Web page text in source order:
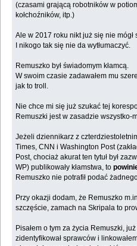
(czasami grającą robotników w
kołchoźników, itp.)
Ale w 2017 roku nikt już się nie mógł
I nikogo tak się nie da wytłumaczyć.
Remuszko był świadomym kłamcą.
W swoim czasie zadawałem mu
jak to troll.
Nie chce mi się już szukać tej
Remuszki jest w zasadzie wszystko-
Jeżeli dziennikarz z
Times, CNN i Washington Post
Post, chociaż akurat ten tytuł był
WP) publikowały kłamstwa, to
Remuszko nie potrafił podać
Przy okazji dodam, że Remuszko
szczęście, zamach na Skripala to
Pisałem o tym za życia Remuszki,
zidentyfikował sprawców i